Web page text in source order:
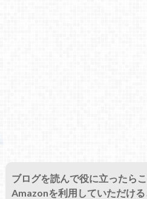
ブログを読んで役に立ったら
Amazonを利用していただける